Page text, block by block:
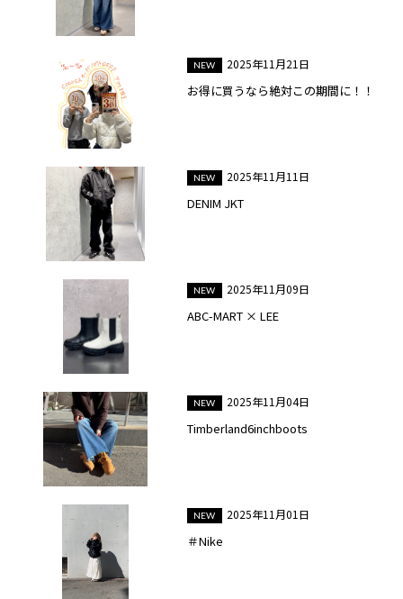
2025年11月21日
お得に買うなら絶対この期間に！！
2025年11月11日
DENIM JKT
2025年11月09日
ABC-MART × LEE
2025年11月04日
Timberland6inchboots
2025年11月01日
＃Nike